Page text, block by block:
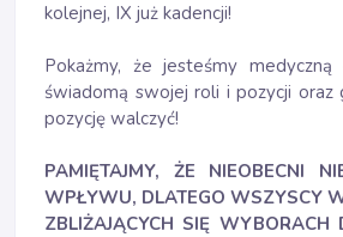
kolejnej, IX już kadencji!
Pokażmy, że jesteśmy
świadomą swojej roli i pozycji
pozycję walczyć!
PAMIĘTAJMY, ŻE NIEOBECNI
WPŁYWU, DLATEGO WSZYSCY
ZBLIŻAJĄCYCH SIĘ WYBORACH